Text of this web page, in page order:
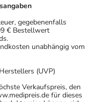
gegebenenfalls
€ Bestellwert
unabhängig vom
(UVP)
Verkaufspreis, den
für dieses